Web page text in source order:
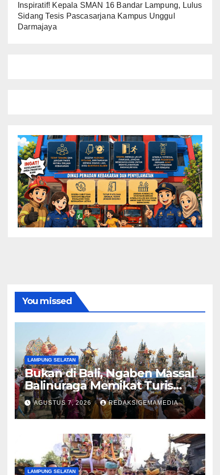
Inspiratif! Kepala SMAN 16 Bandar Lampung, Lulus
Sidang Tesis Pascasarjana Kampus Unggul
Darmajaya
You missed
LAMPUNG SELATAN
Bukan di Bali, Ngaben Massal
Balinuraga Memikat Turis
Italia dan Puluhan Ribu
Pengunjung
AGUSTUS 7, 2026 REDAKSIGEMAMEDIA
LAMPUNG SELATAN